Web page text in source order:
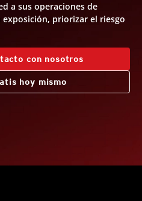
a sus operaciones de
priorizar el riesgo
con nosotros
hoy mismo